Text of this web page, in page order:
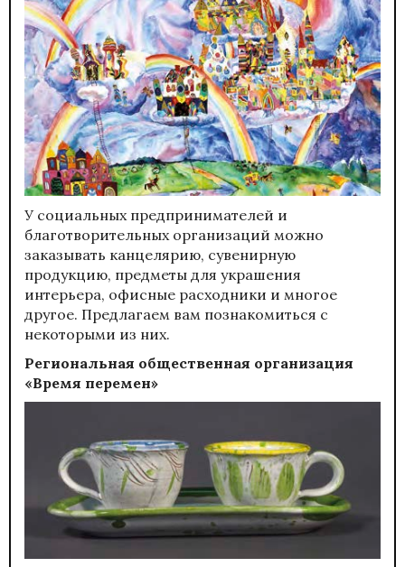
У социальных предпринимателей и
благотворительных организаций можно
заказывать канцелярию, сувенирную
продукцию, предметы для украшения
интерьера, офисные расходники и многое
другое. Предлагаем вам познакомиться с
некоторыми из них.
Региональная общественная организация
«Время перемен»